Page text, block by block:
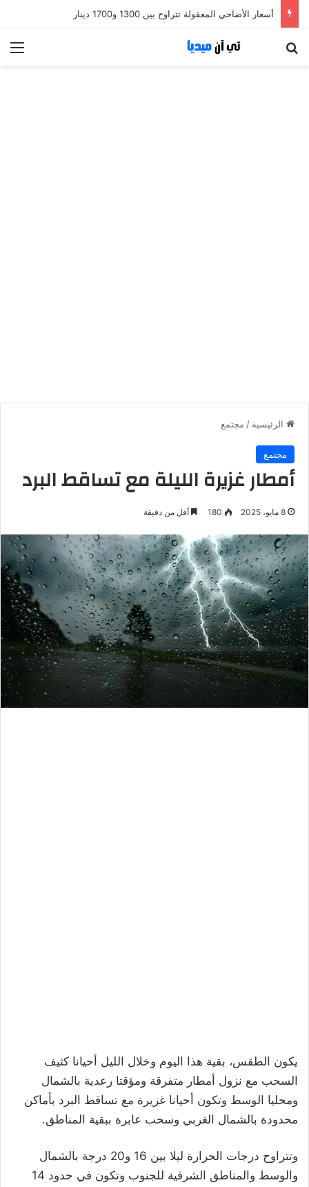
أسعار الأضاحي المعقولة تتراوح بين 1300 و1700 دينار
الرئيسية / مجتمع
مجتمع
أمطار غزيرة الليلة مع تساقط البرد
8 مايو، 2025 180 أقل من دقيقة
يكون الطقس، بقية هذا اليوم وخلال الليل أحيانا كثيف
السحب مع نزول أمطار متفرقة ومؤقتا رعدية بالشمال
ومحليا الوسط وتكون أحيانا غزيرة مع تساقط البرد بأماكن
محدودة بالشمال الغربي وسحب عابرة ببقية المناطق.
وتتراوح درجات الحرارة ليلا بين 16 و20 درجة بالشمال
والوسط والمناطق الشرقية للجنوب وتكون في حدود 14